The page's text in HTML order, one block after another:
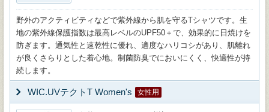
野外のアクティビティなどで紫外線から肌を守るTシャツです。生
地の紫外線保護指数は最高レベルのUPF50＋で、効果的に日焼けを
防ぎます。通気性と速乾性に優れ、適度なハリコシがあり、肌離れ
が良くさらりとした着心地。制菌防臭でにおいにくく、快適性が持
続します。
WIC.UVテクトT Women's 女性用